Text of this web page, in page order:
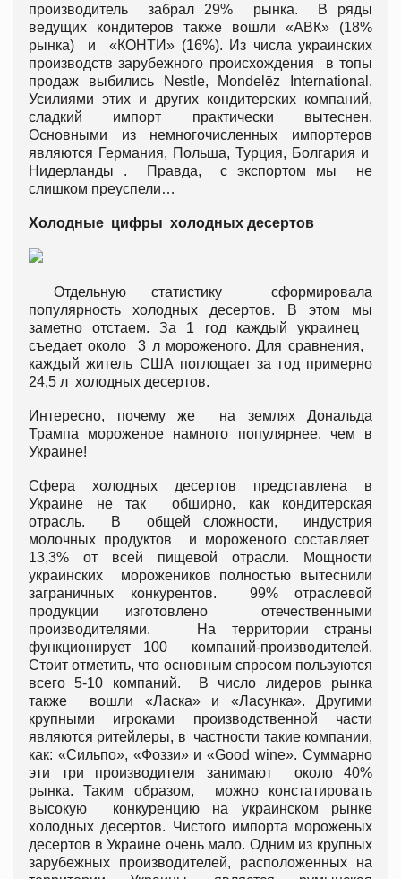
производитель забрал 29% рынка. В ряды
ведущих кондитеров также вошли «АВК» (18%
рынка) и «КОНТИ» (16%). Из числа украинских
производств зарубежного происхождения в топы
продаж выбились Nestle, Mondelēz International.
Усилиями этих и других кондитерских компаний,
сладкий импорт практически вытеснен.
Основными из немногочисленных импортеров
являются Германия, Польша, Турция, Болгария и
Нидерланды . Правда, с экспортом мы не
слишком преуспели…
Холодные цифры холодных десертов
Отдельную статистику сформировала
популярность холодных десертов. В этом мы
заметно отстаем. За 1 год каждый украинец
съедает около 3 л мороженого. Для сравнения,
каждый житель США поглощает за год примерно
24,5 л холодных десертов.
Интересно, почему же на землях Дональда
Трампа мороженое намного популярнее, чем в
Украине!
Сфера холодных десертов представлена в
Украине не так обширно, как кондитерская
отрасль. В общей сложности, индустрия
молочных продуктов и мороженого составляет
13,3% от всей пищевой отрасли. Мощности
украинских морожеников полностью вытеснили
заграничных конкурентов. 99% отраслевой
продукции изготовлено отечественными
производителями. На территории страны
функционирует 100 компаний-производителей.
Стоит отметить, что основным спросом пользуются
всего 5-10 компаний. В число лидеров рынка
также вошли «Ласка» и «Ласунка». Другими
крупными игроками производственной части
являются ритейлеры, в частности такие компании,
как: «Сильпо», «Фоззи» и «Good wine». Суммарно
эти три производителя занимают около 40%
рынка. Таким образом, можно констатировать
высокую конкуренцию на украинском рынке
холодных десертов. Чистого импорта мороженых
десертов в Украине очень мало. Одним из крупных
зарубежных производителей, расположенных на